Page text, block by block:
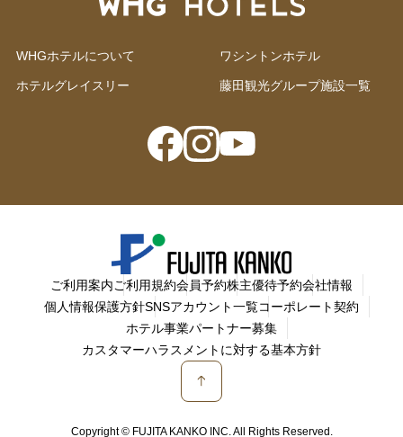
WHGホテルについて ワシントンホテル
ホテルグレイスリー 藤田観光グループ施設一覧
ご利用案内ご利用規約会員予約株主優待予約会社情報
個人情報保護方針SNSアカウント一覧コーポレート契約
ホテル事業パートナー募集
カスタマーハラスメントに対する基本方針
Copyright © FUJITA KANKO INC. All Rights Reserved.